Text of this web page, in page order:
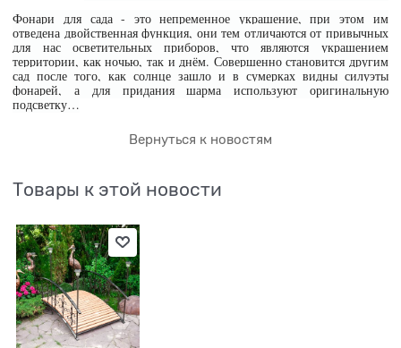
Фонари для сада - это непременное украшение, при этом им
отведена двойственная функция, они тем отличаются от привычных
для нас осветительных приборов, что являются украшением
территории, как ночью, так и днём. Совершенно становится другим
сад после того, как солнце зашло и в сумерках видны силуэты
фонарей, а для придания шарма используют оригинальную
подсветку…
Вернуться к новостям
Товары к этой новости